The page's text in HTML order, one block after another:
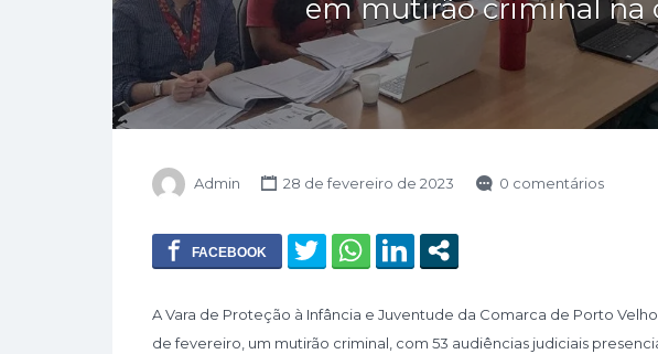
em mutirão criminal na
Admin 28 de fevereiro de 2023 0 comentários
A Vara de Proteção à Infância e Juventude da Comarca de Porto
de fevereiro, um mutirão criminal, com 53 audiências judiciais